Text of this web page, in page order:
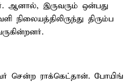
இருவரும் ஒன்பது
நிலையத்திலிருந்து திரும்ப
சென்ற ராக்கெட்தான். போயிங்